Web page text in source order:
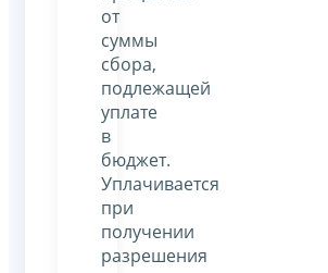
от
суммы
сбора,
подлежащей
уплате
в
бюджет.
Уплачивается
при
получении
разрешения